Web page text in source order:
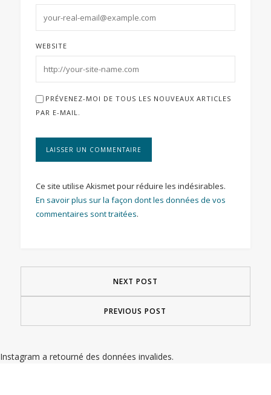
WEBSITE
PRÉVENEZ-MOI DE TOUS LES NOUVEAUX ARTICLES
PAR E-MAIL.
Ce site utilise Akismet pour réduire les indésirables.
En savoir plus sur la façon dont les données de vos
commentaires sont traitées.
NEXT POST
PREVIOUS POST
Instagram a retourné des données invalides.